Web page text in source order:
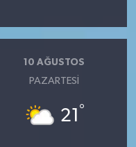
10 AĞUSTOS
PAZARTESI
21 °